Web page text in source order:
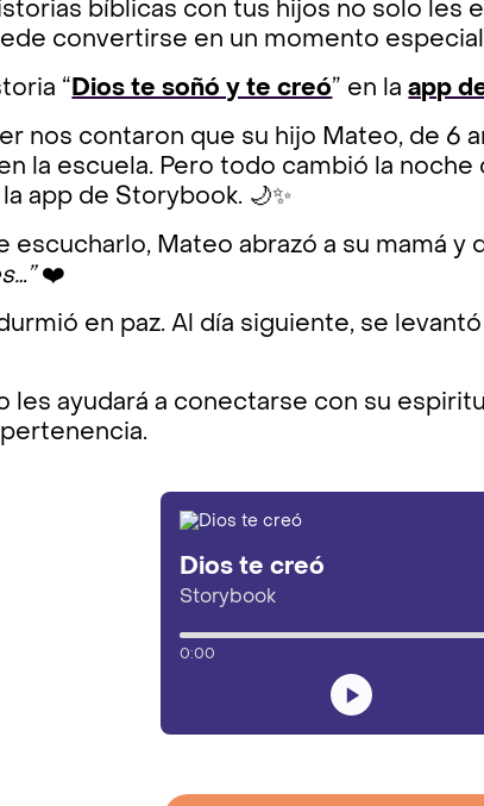
bíblicas con tus hijos no solo les
convertirse en un momento
“Dios te soñó y te creó” en laapp
nos contaron que su hijo Mateo, de 6
la escuela. Pero todo cambió la noche
app de Storybook. 🌙✨
escucharlo, Mateo abrazó a su mamá y
❤️
en paz. Al día siguiente, se
les ayudará a conectarse con su
Dios te creó
Storybook
0:00